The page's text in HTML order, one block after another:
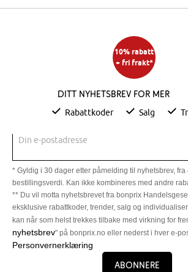
10% rabatt
+ fri frakt*
Ditt nyhetsbrev for mer
Rabattkoder Salg
Din e-postadresse
* Gyldig i 30 dager etter påmelding til nyhetsbrev,
bestillingsverdi. Kan ikke kombineres med andre
** Du vil motta nyhetsbrevet fra bonprix
eksklusive rabattkoder, trender, salg og
kan når som helst trekkes tilbake med virkning for
nyhetsbrev" på bonprix.no eller nederst i hver e-
Personvernerklæring
Abonnere